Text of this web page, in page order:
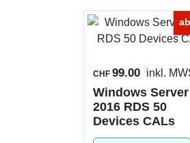
CHF 99.00 inkl.
Windows Server
2016 RDS 50
Devices CALs